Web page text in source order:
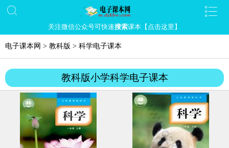
关注微信公众号可快速搜索课本【点击这里】
电子课本网 > 教科版 > 科学电子课本
教科版小学科学电子课本